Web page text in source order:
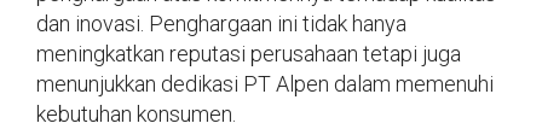
dan inovasi. Penghargaan ini tidak hanya
meningkatkan reputasi perusahaan tetapi juga
menunjukkan dedikasi PT Alpen dalam memenuhi
kebutuhan konsumen.